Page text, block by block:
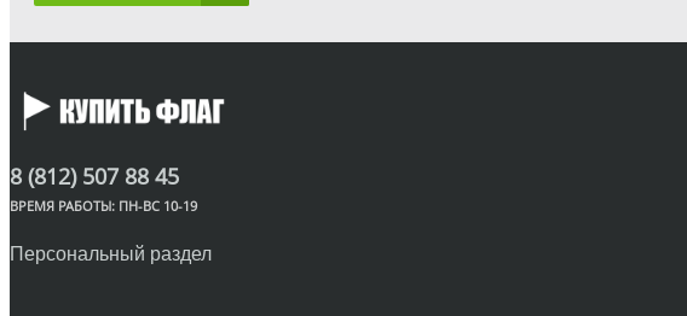
8 (812) 507 88 45
ВРЕМЯ РАБОТЫ: ПН-ВС 10-19
Персональный раздел